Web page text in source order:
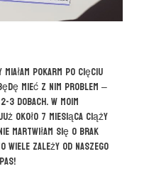
pokarm po cięciu
mieć z nim problem –
3 dobach. W moim
około 7 miesiąca ciąży
martwiłam się o brak
wiele zależy od naszego